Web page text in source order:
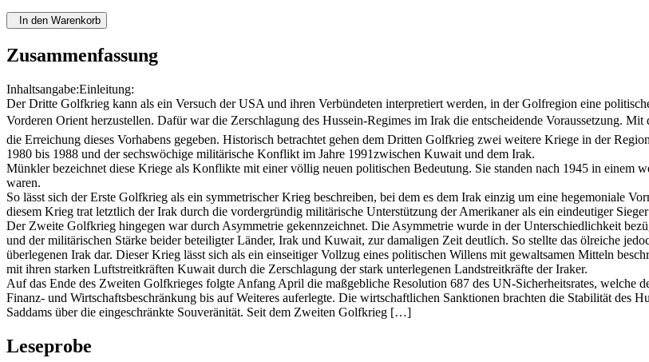
In den Warenkorb
Zusammenfassung
Inhaltsangabe:Einleitung:
Der Dritte Golfkrieg kann als ein Versuch der USA und ihren Verbündeten interpretiert werden, in der Golfregion eine
Vorderen Orient herzustellen. Dafür war die Zerschlagung des Hussein-Regimes im Irak die entscheidende Voraussetzung. Mit
die Erreichung dieses Vorhabens gegeben. Historisch betrachtet gehen dem Dritten Golfkrieg zwei weitere Kriege in der
1980 bis 1988 und der sechswöchige militärische Konflikt im Jahre 1991zwischen Kuwait und dem Irak.
Münkler bezeichnet diese Kriege als Konflikte mit einer völlig neuen politischen Bedeutung. Sie standen nach 1945 in
waren.
So lässt sich der Erste Golfkrieg als ein symmetrischer Krieg beschreiben, bei dem es dem Irak einzig um eine hegemoniale
diesem Krieg trat letztlich der Irak durch die vordergründig militärische Unterstützung der Amerikaner als ein eindeutiger
Der Zweite Golfkrieg hingegen war durch Asymmetrie gekennzeichnet. Die Asymmetrie wurde in der Unterschiedlichkeit
und der militärischen Stärke beider beteiligter Länder, Irak und Kuwait, zur damaligen Zeit deutlich. So stellte das ölreiche
überlegenen Irak dar. Dieser Krieg lässt sich als ein einseitiger Vollzug eines politischen Willens mit gewaltsamen Mitteln
mit ihren starken Luftstreitkräften Kuwait durch die Zerschlagung der stark unterlegenen Landstreitkräfte der Iraker.
Auf das Ende des Zweiten Golfkrieges folgte Anfang April die maßgebliche Resolution 687 des UN-Sicherheitsrates, welche
Finanz- und Wirtschaftsbeschränkung bis auf Weiteres auferlegte. Die wirtschaftlichen Sanktionen brachten die Stabilität des
Saddams über die eingeschränkte Souveränität. Seit dem Zweiten Golfkrieg […]
Leseprobe